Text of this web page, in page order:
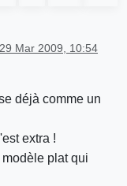
29 Mar 2009, 10:54
déjà comme un
extra !
plat qui